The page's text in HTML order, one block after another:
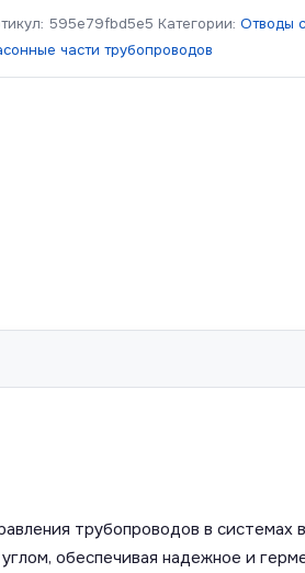
595e79fbd5e5 Категории:Отводы
части трубопроводов
трубопроводов в системах
обеспечивая надежное и